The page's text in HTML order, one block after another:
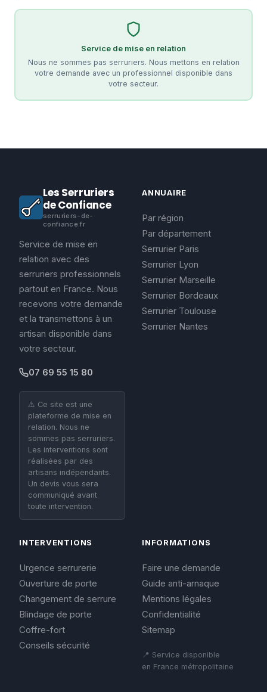
Service de mise en relation
Nous ne sommes pas serruriers. Nous mettons en relation
votre demande avec un professionnel disponible dans
votre secteur.
Les Serruriers
de Confiance
serruriers-de-
confiance.fr
Service de mise en
relation avec des
serruriers professionnels
partout en France. Nous
recevons votre demande
et la transmettons à un
artisan disponible dans
votre secteur.
07 69 55 15 80
⚠️ Ce site est une
plateforme de mise en
relation. Nous ne
sommes pas serruriers.
Les interventions sont
réalisées par des
artisans indépendants.
Un devis vous sera
communiqué avant
toute intervention.
ANNUAIRE
Par région
Par département
Serrurier Paris
Serrurier Lyon
Serrurier Marseille
Serrurier Bordeaux
Serrurier Toulouse
Serrurier Nantes
INTERVENTIONS
Urgence serrurerie
Ouverture de porte
Changement de serrure
Blindage de porte
Coffre-fort
Conseils sécurité
INFORMATIONS
Faire une demande
Guide anti-arnaque
Mentions légales
Confidentialité
Sitemap
📍 Service disponible
en France métropolitaine